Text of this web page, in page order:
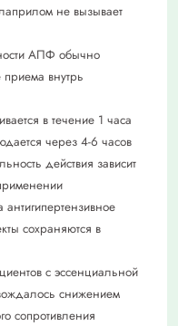
не вызывает
АПФ обычно
внутрь
в течение 1 часа
через 4-6 часов
действия зависит
сохраняются в
с эссенциальной
снижением
сопротивления